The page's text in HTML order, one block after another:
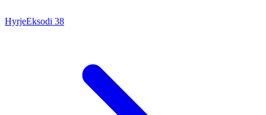
HyrjeEksodi 38